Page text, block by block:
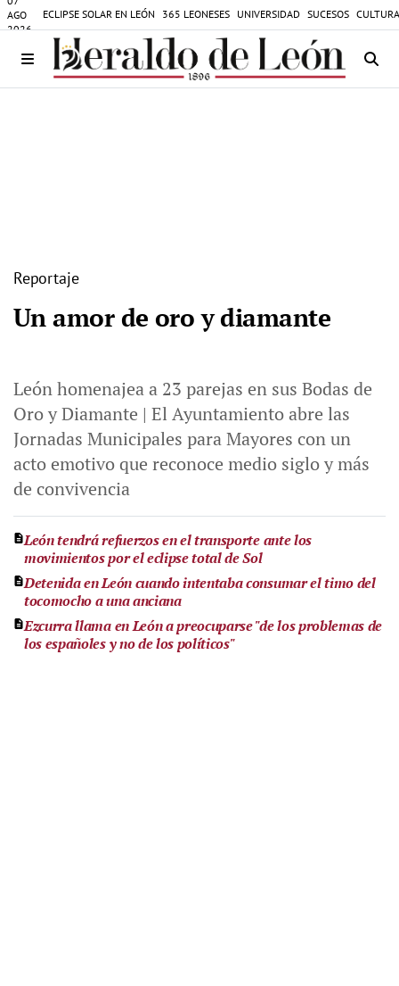
AGO
2026
ECLIPSE SOLAR EN LEÓN 365 LEONESES UNIVERSIDAD SUCESOS
Reportaje
Un amor de oro y diamante
León homenajea a 23 parejas en sus Bodas de
Oro y Diamante | El Ayuntamiento abre las
Jornadas Municipales para Mayores con un
acto emotivo que reconoce medio siglo y más
de convivencia
León tendrá refuerzos en el transporte ante los
movimientos por el eclipse total de Sol
Detenida en León cuando intentaba consumar el timo del
tocomocho a una anciana
Ezcurra llama en León a preocuparse "de los problemas de
los españoles y no de los políticos"